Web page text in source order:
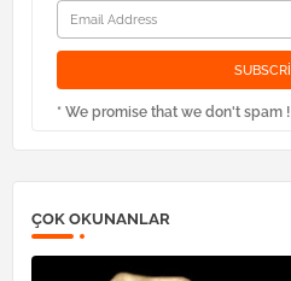
* We promise that we don't spam !
ÇOK OKUNANLAR